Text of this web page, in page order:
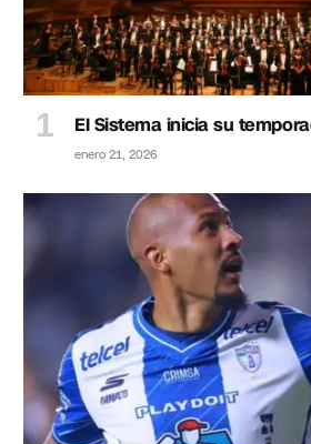
El Sistema inicia su
enero 21, 2026